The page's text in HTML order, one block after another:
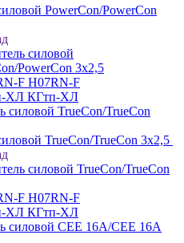
PowerCon/PowerCon
силовой
PowerCon 3х2,5
H07RN-F
КГтп-ХЛ
TrueCon/TrueCon 3х2,5
силовой TrueCon/TrueCon
H07RN-F
КГтп-ХЛ